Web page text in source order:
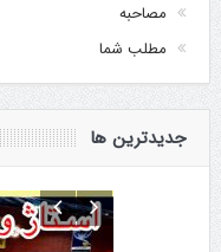
مصاحبه
مطلب شما
جدیدترین ها